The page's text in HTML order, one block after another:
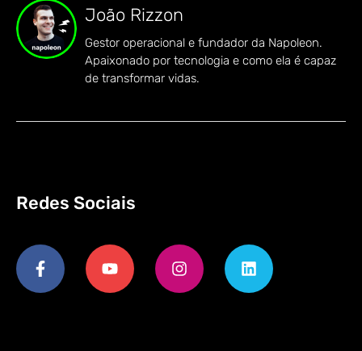
João Rizzon
Gestor operacional e fundador da Napoleon.
Apaixonado por tecnologia e como ela é capaz
de transformar vidas.
Redes Sociais